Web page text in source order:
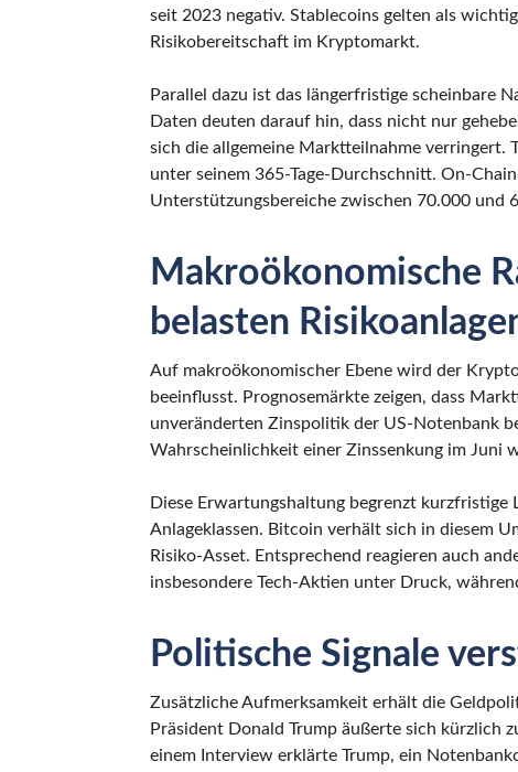
seit 2023 negativ. Stablecoins gelten als
Risikobereitschaft im Kryptomarkt.
Parallel dazu ist das längerfristige scheinbare
Daten deuten darauf hin, dass nicht nur
sich die allgemeine Marktteilnahme
unter seinem 365-Tage-Durchschnitt. On-
Unterstützungsbereiche zwischen 70.000 und
Makroökonomische
belasten
Auf makroökonomischer Ebene wird der
beeinflusst. Prognosemärkte zeigen, dass
unveränderten Zinspolitik der US-Notenbank
Wahrscheinlichkeit einer Zinssenkung im Juni
Diese Erwartungshaltung begrenzt
Anlageklassen. Bitcoin verhält sich in diesem
Risiko-Asset. Entsprechend reagieren auch
insbesondere Tech-Aktien unter Druck,
Politische Signale
Zusätzliche Aufmerksamkeit erhält die
Präsident Donald Trump äußerte sich kürzlich
einem Interview erklärte Trump, ein